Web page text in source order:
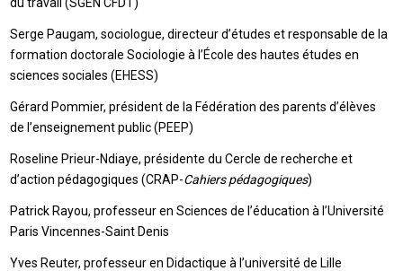
du travail (SGEN CFDT)
Serge Paugam, sociologue, directeur d’études et responsable de la
formation doctorale Sociologie à l’École des hautes études en
sciences sociales (EHESS)
Gérard Pommier, président de la Fédération des parents d’élèves
de l’enseignement public (PEEP)
Roseline Prieur-Ndiaye, présidente du Cercle de recherche et
d’action pédagogiques (CRAP-Cahiers pédagogiques)
Patrick Rayou, professeur en Sciences de l’éducation à l’Université
Paris Vincennes-Saint Denis
Yves Reuter, professeur en Didactique à l’université de Lille